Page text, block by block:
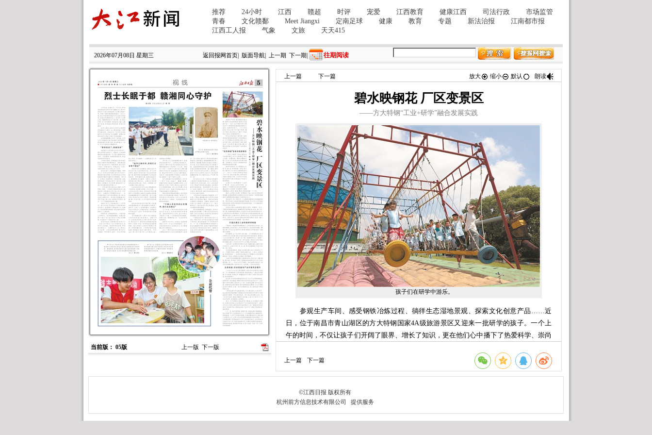
2026年07月08日 星期三 返回报网首页 版面导航 上一期 下一期 往期阅读
当前版： 05版 上一版 下一版
上一篇 下一篇 放大 缩小 默认 朗读
碧水映钢花 厂区变景区
——方大特钢“工业+研学”融合发展实践
孩子们在研学中游乐。
参观生产车间、感受钢铁冶炼过程、徜徉生态湿地景观、探索文化创意产品……近
日，位于南昌市青山湖区的方大特钢国家4A级旅游景区又迎来一批研学的孩子。一个上
午的时间，不仅让孩子们开阔了眼界、增长了知识，更在他们心中播下了热爱科学、崇尚
作为江西省首家、国内第三家跻身国家4A级旅游景区行列的钢铁企业，方大特钢以
生态修复为基、以工业文旅为魂、以研学教育为翼，创新走出“工业+研学”融合发展之
路，实现生态效益、社会效益和产业价值同步提升。
上一篇 下一篇